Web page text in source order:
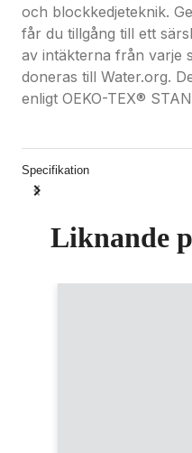
och blockkedjeteknik.
får du tillgång till ett
av intäkterna från varje
doneras till Water.org.
enligt OEKO-TEX®
Specifikation
Liknande